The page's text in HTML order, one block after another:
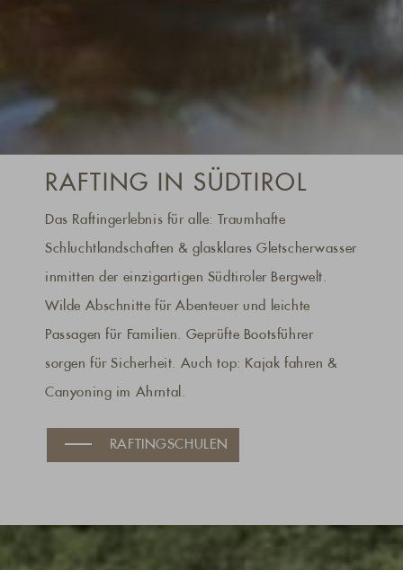
RAFTING IN SÜDTIROL
Das Raftingerlebnis für alle: Traumhafte
Schluchtlandschaften & glasklares Gletscherwasser
inmitten der einzigartigen Südtiroler Bergwelt.
Wilde Abschnitte für Abenteuer und leichte
Passagen für Familien. Geprüfte Bootsführer
sorgen für Sicherheit. Auch top: Kajak fahren &
Canyoning im Ahrntal.
RAFTINGSCHULEN